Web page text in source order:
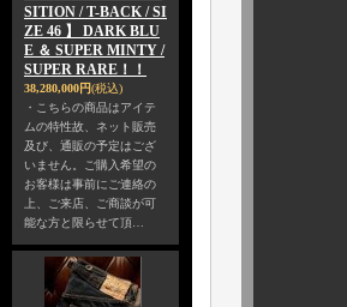
SITION / T-BACK / SI
ZE 46 】 DARK BLU
E ＆ SUPER MINTY /
SUPER RARE！！
38,280,000円(税込)
・こちらの商品はアイテ
ムの特性故、ネット販売
及び、通販の予定はござ
いません。ご購入希望の
お客様は事前にご連絡の
上、ご来店、ご商談が可
能な方と限らせて頂…